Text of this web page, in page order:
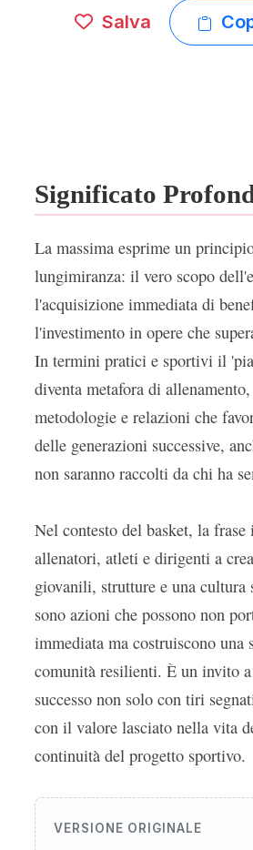
Salva
Significato
La massima esprime un
lungimiranza: il vero scopo
l'acquisizione immediata di
l'investimento in opere che
In termini pratici e sportivi il
diventa metafora di
metodologie e relazioni che
delle generazioni successive,
non saranno raccolti da chi ha
Nel contesto del basket, la frase
allenatori, atleti e dirigenti a
giovanili, strutture e una cultura
sono azioni che possono non
immediata ma costruiscono una
comunità resilienti. È un invito
successo non solo con tiri
con il valore lasciato nella vita
continuità del progetto sportivo.
VERSIONE ORIGINALE